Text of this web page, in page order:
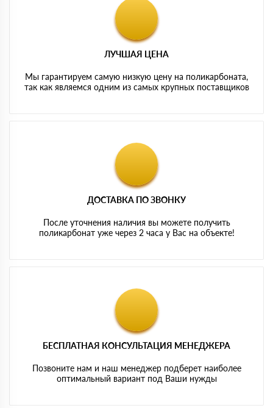
ЛУЧШАЯ ЦЕНА
Мы гарантируем самую низкую цену на поликарбоната,
так как являемся одним из самых крупных поставщиков
ДОСТАВКА ПО ЗВОНКУ
После уточнения наличия вы можете получить
поликарбонат уже через 2 часа у Вас на объекте!
БЕСПЛАТНАЯ КОНСУЛЬТАЦИЯ МЕНЕДЖЕРА
Позвоните нам и наш менеджер подберет наиболее
оптимальный вариант под Ваши нужды